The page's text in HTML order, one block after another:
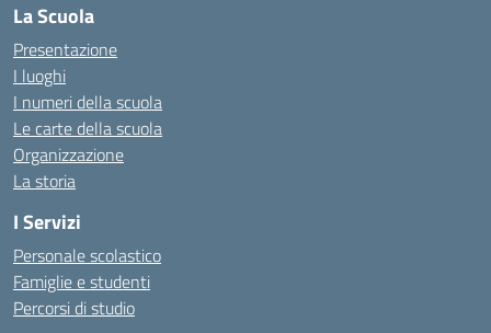
La Scuola
Presentazione
I luoghi
I numeri della scuola
Le carte della scuola
Organizzazione
La storia
I Servizi
Personale scolastico
Famiglie e studenti
Percorsi di studio